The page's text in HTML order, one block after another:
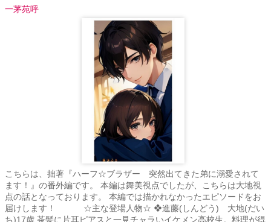
一茅苑呼
こちらは、拙著『ハーフ☆ブラザー 突然出てきた弟に溺愛されて
ます！』の番外編です。 本編は舞美視点でしたが、こちらは大地視
点の話となっております。 本編では描かれなかったエピソードをお
届けします！ ☆主な登場人物☆ ❖進藤(しんどう) 大地(だい
ち)17歳 茶髪に片耳ピアスと一見チャラいイケメン高校生。料理が得